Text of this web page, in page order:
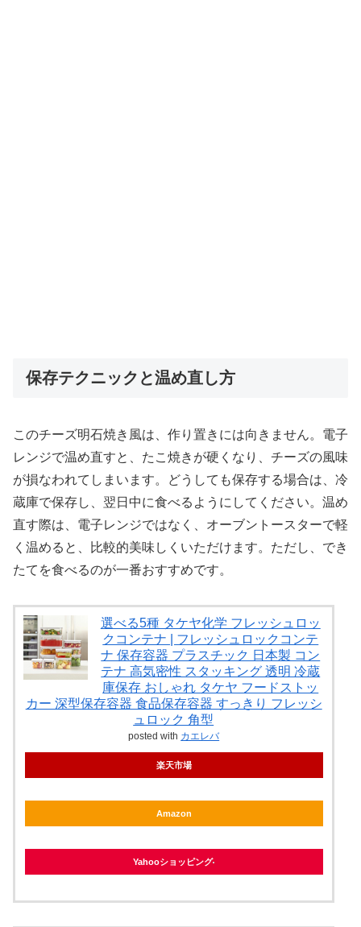
保存テクニックと温め直し方
このチーズ明石焼き風は、作り置きには向きません。電子
レンジで温め直すと、たこ焼きが硬くなり、チーズの風味
が損なわれてしまいます。どうしても保存する場合は、冷
蔵庫で保存し、翌日中に食べるようにしてください。温め
直す際は、電子レンジではなく、オーブントースターで軽
く温めると、比較的美味しくいただけます。ただし、でき
たてを食べるのが一番おすすめです。
選べる5種 タケヤ化学 フレッシュロッ
クコンテナ | フレッシュロックコンテ
ナ 保存容器 プラスチック 日本製 コン
テナ 高気密性 スタッキング 透明 冷蔵
庫保存 おしゃれ タケヤ フードストッ
カー 深型保存容器 食品保存容器 すっきり フレッシ
ュロック 角型
posted with カエレバ
楽天市場
Amazon
Yahooショッピング